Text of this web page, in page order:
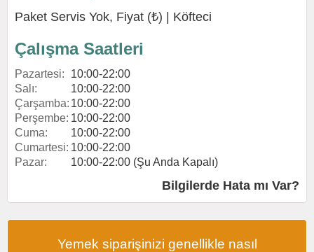
Paket Servis Yok, Fiyat (₺) | Köfteci
Çalışma Saatleri
Pazartesi:
10:00-22:00
Salı:
10:00-22:00
Çarşamba: 10:00-22:00
Perşembe: 10:00-22:00
Cuma:
10:00-22:00
Cumartesi: 10:00-22:00
Pazar:
10:00-22:00 (Şu Anda Kapalı)
Bilgilerde Hata mı Var?
Yemek siparişinizi genellikle nasıl